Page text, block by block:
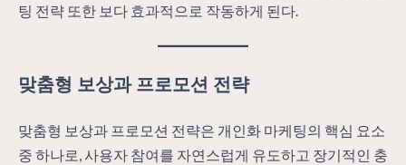
팅 전략 또한 보다 효과적으로 작동하게 된다.
맞춤형 보상과 프로모션 전략
맞춤형 보상과 프로모션 전략은 개인화 마케팅의 핵심 요소
중 하나로, 사용자 참여를 자연스럽게 유도하고 장기적인 충